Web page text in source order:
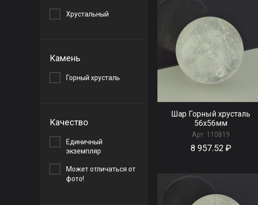
Хрустальный
Камень
Горный хрусталь
Качество
Единичный
экземпляр
Может отличаться от
фото!
Шар Горный хрусталь
56x56мм
Арт: 110819
8 957.52 ₽